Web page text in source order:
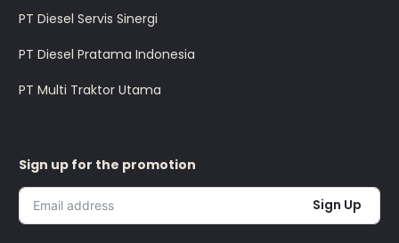
PT Diesel Servis Sinergi
PT Diesel Pratama Indonesia
PT Multi Traktor Utama
Sign up for the promotion
Sign Up